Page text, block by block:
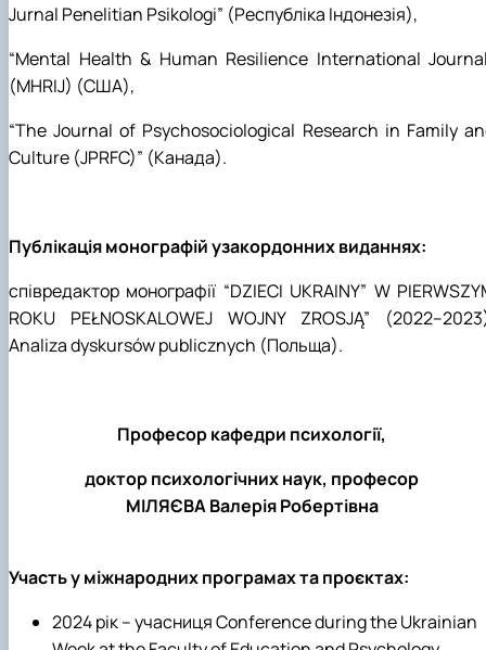
Jurnal Penelitian Psikologi” (Республіка Індонезія),
“Mental Health & Human Resilience International
(MHRIJ) (США),
“The Journal of Psychosociological Research in Family
Culture (JPRFC)” (Канада).
Публікація монографій узакордонних виданнях:
співредактор монографії “DZIECI UKRAINY” W
ROKU PEŁNOSKALOWEJ WOJNY ZROSJĄ”
Analiza dyskursów publicznych (Польща).
Професор кафедри психології,
доктор психологічних наук, професор
МІЛЯЄВА Валерія Робертівна
Участь у міжнародних програмах та проєктах:
2024 рік – учасницяConference during the Ukrainian